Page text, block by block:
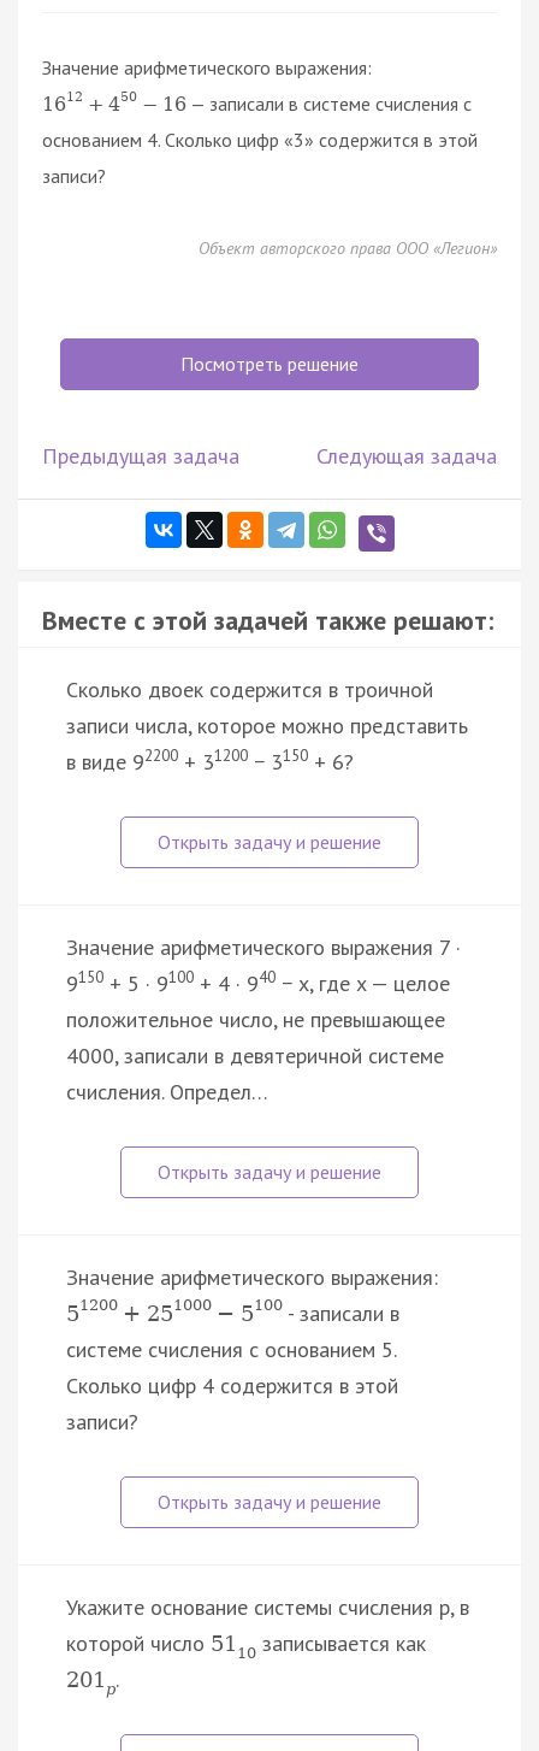
Значение арифметического выражения:
1612 + 450 − 16 — записали в системе счисления с
основанием 4. Сколько цифр «3» содержится в этой
записи?
Объект авторского права ООО «Легион»
Посмотреть решение
Предыдущая задача Следующая задача
Вместе с этой задачей также решают:
Сколько двоек содержится в троичной
записи числа, которое можно представить
в виде 92200 + 31200 − 3150 + 6?
Значение арифметического выражения 7 ·
9150 + 5 · 9100 + 4 · 940 − x, где x — целое
положительное число, не превышающее
4000, записали в девятеричной системе
счисления. Определ…
Значение арифметического выражения:
51200 + 251000 − 5100- записали в
системе счисления с основанием 5.
Сколько цифр 4 содержится в этой
записи?
Укажите основание системы счисления p, в
которой число 51 10 записывается как
201 p.